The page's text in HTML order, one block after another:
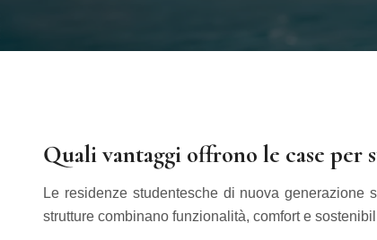
Quali vantaggi offrono le case per
Le residenze studentesche di nuova generazione
strutture combinano funzionalità, comfort e